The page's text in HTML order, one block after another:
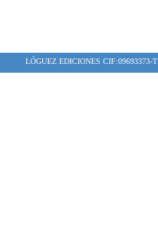
LÓGUEZ EDICIONES CIF:09693373-T